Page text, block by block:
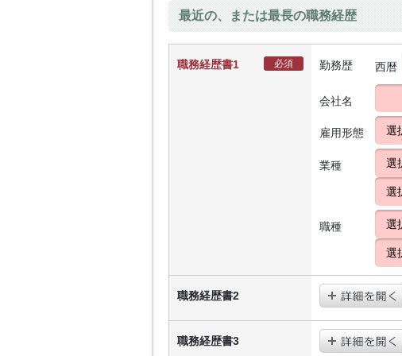
最近の、または最長の職務経歴
職務経歴書1 必須 勤務歴 西暦
会社名
雇用形態
業種
職種
職務経歴書2
職務経歴書3